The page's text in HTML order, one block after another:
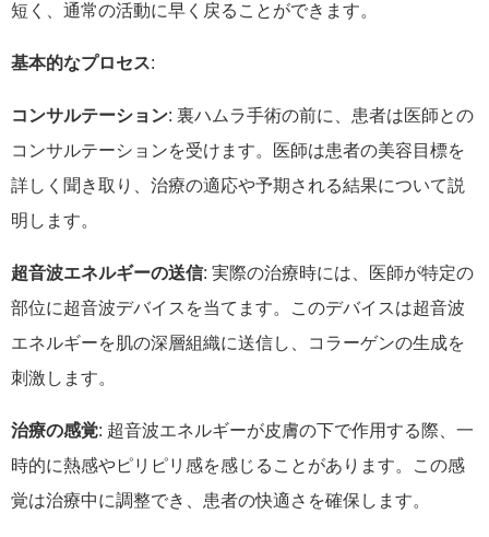
短く、通常の活動に早く戻ることができます。
基本的なプロセス:
コンサルテーション: 裏ハムラ手術の前に、患者は医師との
コンサルテーションを受けます。医師は患者の美容目標を
詳しく聞き取り、治療の適応や予期される結果について説
明します。
超音波エネルギーの送信: 実際の治療時には、医師が特定の
部位に超音波デバイスを当てます。このデバイスは超音波
エネルギーを肌の深層組織に送信し、コラーゲンの生成を
刺激します。
治療の感覚: 超音波エネルギーが皮膚の下で作用する際、一
時的に熱感やピリピリ感を感じることがあります。この感
覚は治療中に調整でき、患者の快適さを確保します。